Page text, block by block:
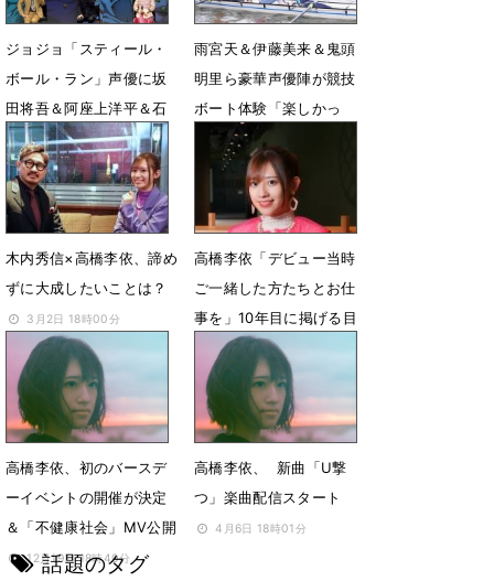
ジョジョ「スティール・
ボール・ラン」声優に坂
田将吾＆阿座上洋平＆石
川界人＆高橋李依＆三宅
健太
9月24日 08時07分
雨宮天＆伊藤美来＆鬼頭
明里ら豪華声優陣が競技
ボート体験「楽しかっ
た！」
9月24日 07時52分
木内秀信×高橋李依、諦め
ずに大成したいことは？
3月2日 18時00分
高橋李依「デビュー当時
ご一緒した方たちとお仕
事を」10年目に掲げる目
11月8日 18時00分
高橋李依、初のバースデ
ーイベントの開催が決定
＆「不健康社会」MV公開
12月19日 18時40分
高橋李依、 新曲「U撃
つ」楽曲配信スタート
4月6日 18時01分
話題のタグ